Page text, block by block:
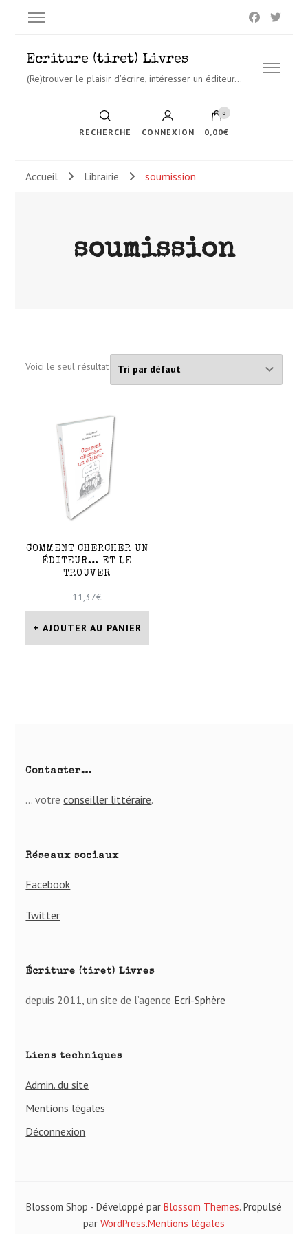
Ecriture (tiret) Livres
(Re)trouver le plaisir d'écrire, intéresser un éditeur…
RECHERCHE CONNEXION
0
0,00€
Accueil Librairie soumission
soumission
Voici le seul résultat
COMMENT CHERCHER UN
ÉDITEUR… ET LE
TROUVER
11,37€
AJOUTER AU PANIER
Contacter…
… votreconseiller lit­té­raire.
Réseaux sociaux
Facebook
Twitter
Écriture (tiret) Livres
depuis 2011, un site de l’agence Ecri-Sphère
Liens techniques
Admin. du site
Mentions légales
Déconnexion
Blossom Shop - Développé par Blossom Themes. Propulsé
par WordPress.Mentions légales